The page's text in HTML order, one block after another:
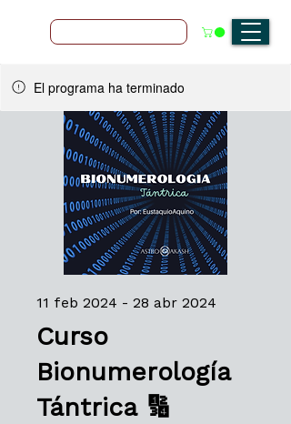
El programa ha terminado
Curso
Bionumerología
Tántrica 🔢
11 feb 2024 - 28 abr 2024